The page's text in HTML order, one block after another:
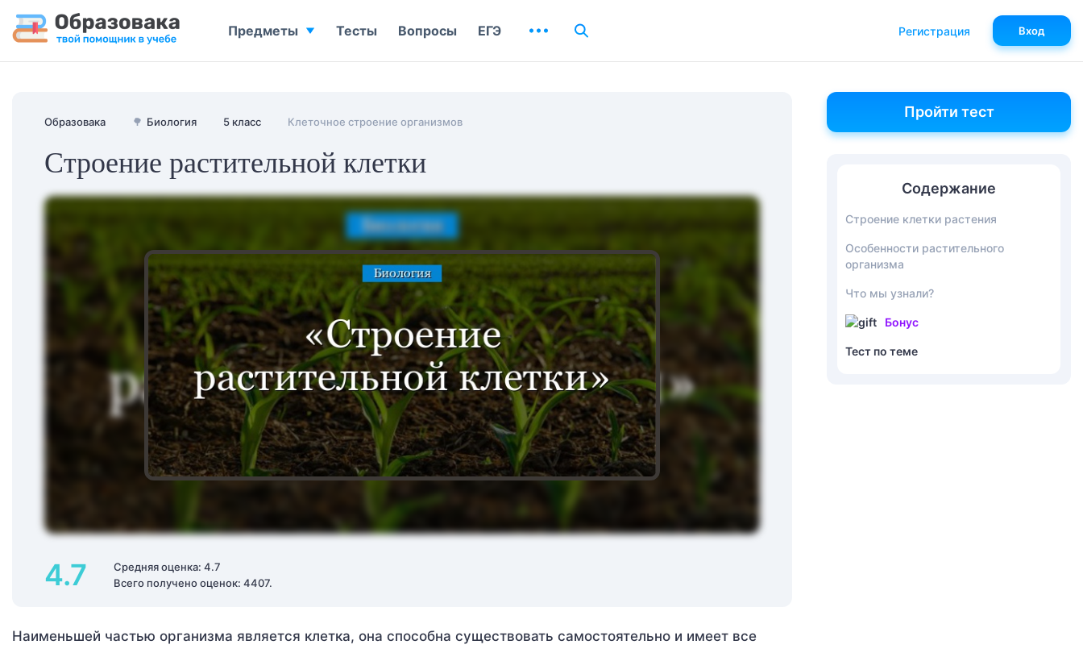
Образовака 🌳 Биология 5 класс Клеточное строение организмов
Строение растительной клетки
4.7
Средняя оценка: 4.7
Всего получено оценок: 4407.
Наименьшей частью организма является клетка, она способна существовать самостоятельно и имеет все
Пройти тест
Содержание
Строение клетки растения
Особенности растительного
организма
Что мы узнали?
Бонус
Тест по теме
Предметы Тесты Вопросы ЕГЭ Регистрация Вход